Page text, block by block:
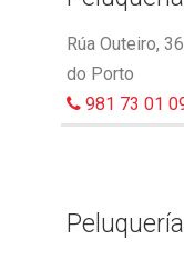
Rúa Outeiro,
do Porto
981 73 01